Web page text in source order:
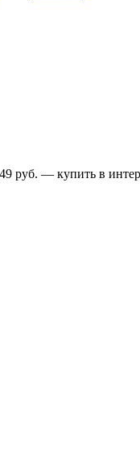
руб. — купить в